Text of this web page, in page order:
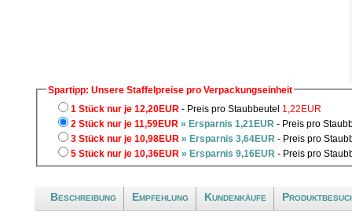
Spartipp: Unsere Staffelpreise pro Verpackungseinheit
1 Stück nur je 12,20EUR - Preis pro Staubbeutel 1,22EUR
2 Stück nur je 11,59EUR » Ersparnis 1,21EUR - Preis pro
3 Stück nur je 10,98EUR » Ersparnis 3,64EUR - Preis pro
5 Stück nur je 10,36EUR » Ersparnis 9,16EUR - Preis pro
Beschreibung Empfehlung Kundenkäufe